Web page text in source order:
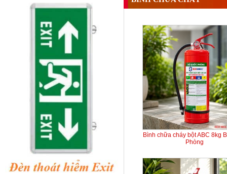
Bình chữa cháy bột ABC 8kg
Phòng